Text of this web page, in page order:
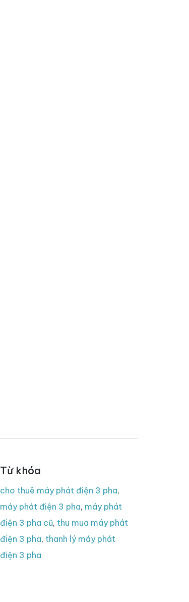
Từ khóa
cho thuê máy phát điện 3 pha,
máy phát điện 3 pha, máy phát
điện 3 pha cũ, thu mua máy phát
điện 3 pha, thanh lý máy phát
điện 3 pha